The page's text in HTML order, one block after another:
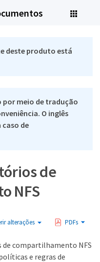
deste produto está
por meio de tradução
O inglês
caso de
de
NFS
alterações PDFs
compartilhamento NFS
e regras de